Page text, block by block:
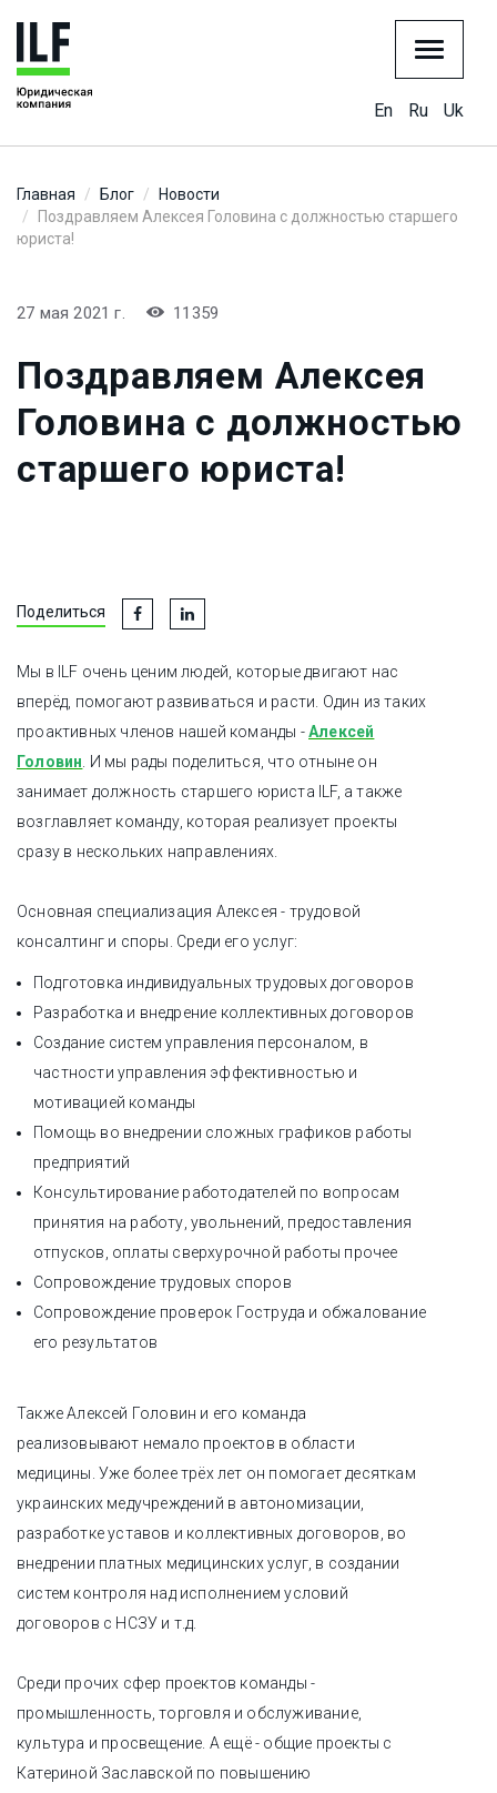
En Ru Uk
Главная Блог
Новости
Поздравляем Алексея Головина с должностью старшего
юриста!
27 мая 2021 г. 11359
Поздравляем Алексея
Головина с должностью
старшего юриста!
Поделиться
Мы в ILF очень ценим людей, которые двигают нас
вперёд, помогают развиваться и расти. Один из таких
проактивных членов нашей команды -Алексей
Головин . И мы рады поделиться, что отныне он
занимает должность старшего юриста ILF, а также
возглавляет команду, которая реализует проекты
сразу в нескольких направлениях.
Основная специализация Алексея - трудовой
консалтинг и споры. Среди его услуг:
Подготовка индивидуальных трудовых договоров
Разработка и внедрение коллективных договоров
Создание систем управления персоналом, в
частности управления эффективностью и
мотивацией команды
Помощь во внедрении сложных графиков работы
предприятий
Консультирование работодателей по вопросам
принятия на работу, увольнений, предоставления
отпусков, оплаты сверхурочной работы прочее
Сопровождение трудовых споров
Сопровождение проверок Гоструда и обжалование
его результатов
Также Алексей Головин и его команда
реализовывают немало проектов в области
медицины. Уже более трёх лет он помогает десяткам
украинских медучреждений в автономизации,
разработке уставов и коллективных договоров, во
внедрении платных медицинских услуг, в создании
систем контроля над исполнением условий
договоров с НСЗУ и т.д.
Среди прочих сфер проектов команды -
промышленность, торговля и обслуживание,
культура и просвещение. А ещё - общие проекты с
Катериной Заславской по повышению